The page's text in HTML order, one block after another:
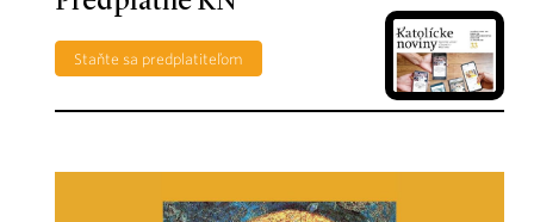
Staňte sa predplatiteľom